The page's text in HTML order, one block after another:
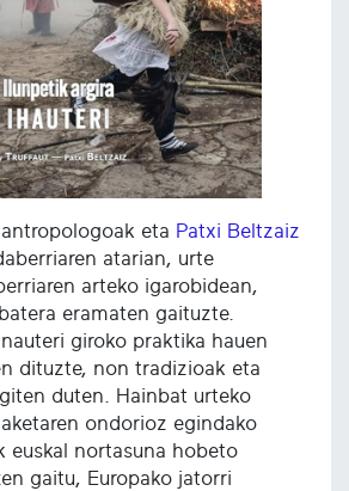
antropologoak eta Patxi Beltzaiz
atarian, urte
arteko igarobidean,
eramaten gaituzte.
giroko praktika hauen
dituzte, non tradizioak eta
duten. Hainbat urteko
ondorioz egindako
euskal nortasuna hobeto
gaitu, Europako jatorri